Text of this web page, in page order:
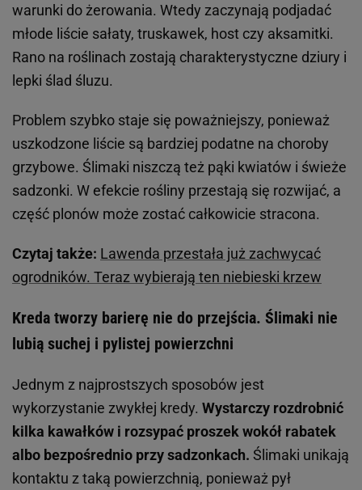
warunki do żerowania. Wtedy zaczynają podjadać
młode liście sałaty, truskawek, host czy aksamitki.
Rano na roślinach zostają charakterystyczne dziury i
lepki ślad śluzu.
Problem szybko staje się poważniejszy, ponieważ
uszkodzone liście są bardziej podatne na choroby
grzybowe. Ślimaki niszczą też pąki kwiatów i świeże
sadzonki. W efekcie rośliny przestają się rozwijać, a
część plonów może zostać całkowicie stracona.
Czytaj także: Lawenda przestała już zachwycać
ogrodników. Teraz wybierają ten niebieski krzew
Kreda tworzy barierę nie do przejścia. Ślimaki nie
lubią suchej i pylistej powierzchni
Jednym z najprostszych sposobów jest
wykorzystanie zwykłej kredy. Wystarczy rozdrobnić
kilka kawałków i rozsypać proszek wokół rabatek
albo bezpośrednio przy sadzonkach. Ślimaki unikają
kontaktu z taką powierzchnią, ponieważ pył